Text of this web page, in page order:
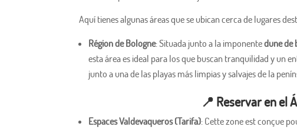
Aquí tienes algunas áreas que se ubican cerca de lugares
Région de Bologne: Situada junto a la imponentedune de
esta área es ideal para los que buscan tranquilidad y un
junto a una de las playas más limpias y salvajes de la
📍 Reservar en el
Espaces Valdevaqueros (Tarifa): Cette zone est conçue